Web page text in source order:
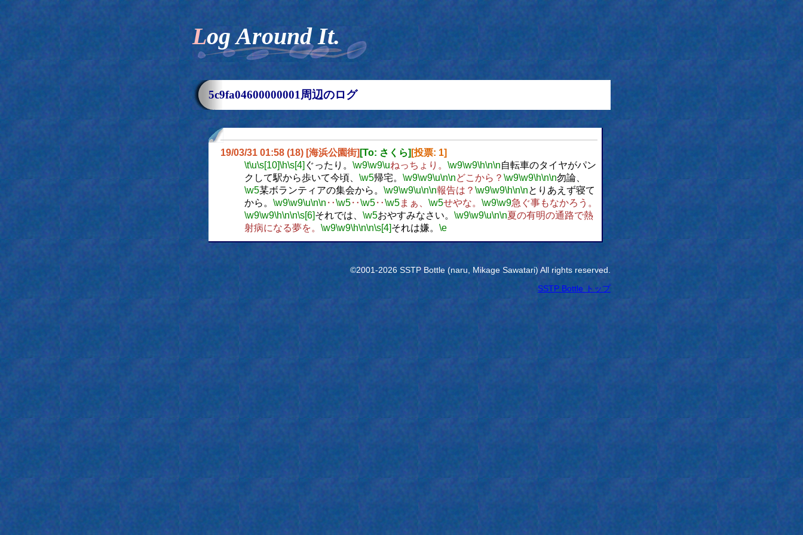
Log Around It.
5c9fa04600000001周辺のログ
19/03/31 01:58 (18) [海浜公園街] [To: さくら] [投票: 1]
\t\u\s[10]\h\s[4] ぐったり。 \w9\w9\uねっちょり。 \w9\w9\h\n\n自転車のタイヤがパン
クして駅から歩いて今頃、 \w5帰宅。 \w9\w9\u\n\nどこから？ \w9\w9\h\n\n勿論、
\w5某ボランティアの集会から。 \w9\w9\u\n\n報告は？ \w9\w9\h\n\nとりあえず寝て
から。 \w9\w9\u\n\n ‥\w5‥\w5‥\w5まぁ、 \w5せやな。 \w9\w9急ぐ事もなかろう。
\w9\w9\h\n\n\s[6]それでは、 \w5おやすみなさい。 \w9\w9\u\n\n夏の有明の通路で熱
射病になる夢を。 \w9\w9\h\n\n\s[4]それは嫌。 \e
©2001-2026 SSTP Bottle (naru, Mikage Sawatari) All rights reserved.
SSTP Bottle トップ